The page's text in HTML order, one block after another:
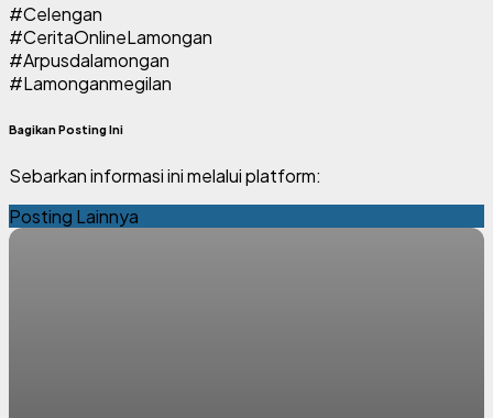
#Celengan
#CeritaOnlineLamongan
#Arpusdalamongan
#Lamonganmegilan
Bagikan Posting Ini
Sebarkan informasi ini melalui platform:
Posting Lainnya